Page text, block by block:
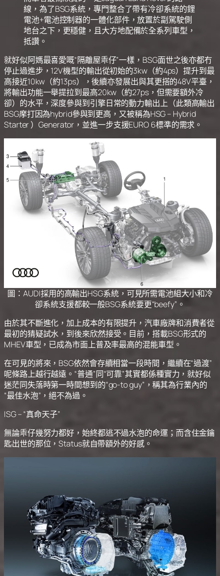
線，為了BSG系統，專門整合了帶有冷卻系統的鋰
電池+電池控制器的一體化部件，放置於副駕駛側
地台之下，更穩健，且大方地配備於全系列車型，
抵讚。
就好似阿媽最喜愛嘅“隔離屋乖仔”一樣，BSG面世之後亦都冇
停止過進步，12V機型的輸出從初始的3kw（約4ps）提升到最
高接近10kw（約13ps），後續亦發展出與其更搭的48V平臺，
將輸出功能一舉提拉到最高20kw（約27ps，但需要額外冷
卻）的水平，深度參與到引擎日常的動力輸出上（此類高輸出
BSG摩打因為hybrid參與到更高，又被稱為HSG – Hybrid
Starter ）Generator，並進一步支援EURO 6標準的需求。
圖：AUDI採用的高輸出HSG系統，可見所需電池組大小和冷
卻系統支援都較一般BSG系統要更“beefy”。
由於其不斷進化，加上成本的有限提升，汽車廠牌和消費者從
最初的猜疑試水，到後來欣然接受。目前，搭載BSG形式的
MHEV車型，已成為市面上普及率最高的混能車型。
在可見的將來，BSG依然會存續相當一段時間，繼續在“過渡”
呢條路上越行越遠。“普通”同“可靠”其實都係種實力，就好似
迷茫同失落時第一時間想到的“go-to guy”，稱其為行業內的
“最佳水泡”，絕不為過。
ISG – “真命天子”
無論乖仔幾努力都好，始終都逃不過水泡的命運；而含住金鑰
匙出世的那位，Status就自帶額外的好感。